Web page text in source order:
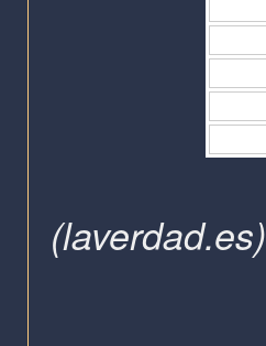
(laverdad.es)